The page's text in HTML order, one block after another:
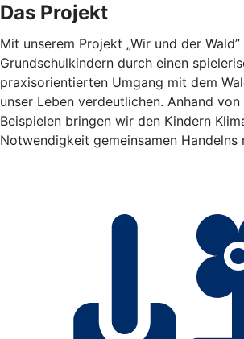
Das Projekt
Mit unserem Projekt „Wir und der
Grundschulkindern durch einen
praxisorientierten Umgang mit dem
unser Leben verdeutlichen. Anhand
Beispielen bringen wir den Kindern
Notwendigkeit gemeinsamen Handelns